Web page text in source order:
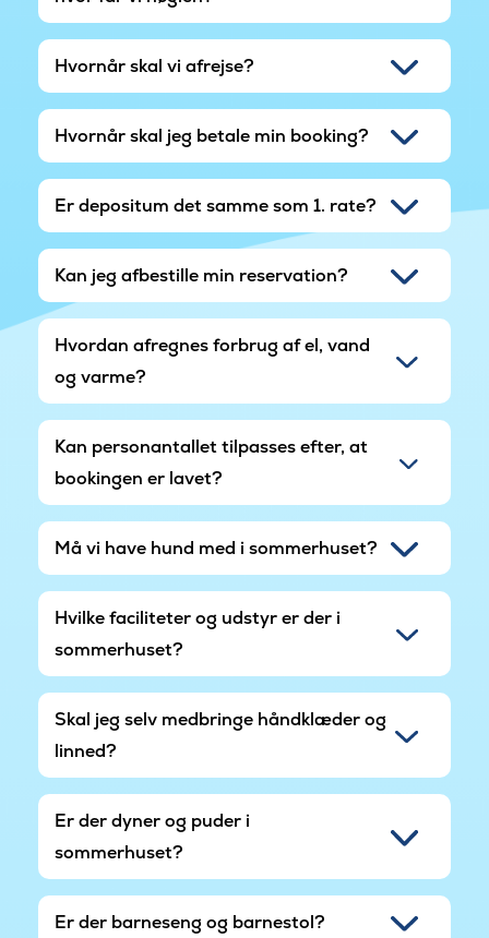
Hvornår skal vi afrejse?
Hvornår skal jeg betale min booking?
Er depositum det samme som 1. rate?
Kan jeg afbestille min reservation?
Hvordan afregnes forbrug af el, vand
og varme?
Kan personantallet tilpasses efter, at
bookingen er lavet?
Må vi have hund med i sommerhuset?
Hvilke faciliteter og udstyr er der i
sommerhuset?
Skal jeg selv medbringe håndklæder og
linned?
Er der dyner og puder i
sommerhuset?
Er der barneseng og barnestol?